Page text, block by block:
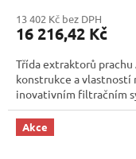
13 402 Kč bez DPH
16 216,42 Kč
Třída extraktorů prachu
konstrukce a vlastností
inovativním filtračním
Akce